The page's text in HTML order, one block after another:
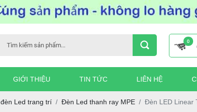
0
GIỚI THIỆU TIN TỨC LIÊN HỆ
đèn Led trang trí Đèn Led thanh ray MPE Đèn LED Linear